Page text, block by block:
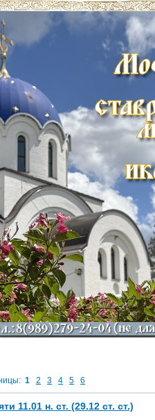
1 2 3 4 5 6
11.01 н. ст. (29.12 ст. ст.)